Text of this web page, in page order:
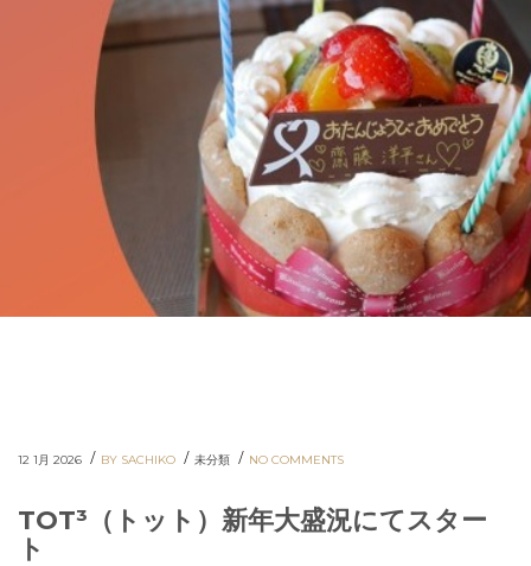
12 1月 2026 / BY SACHIKO / 未分類 / NO COMMENTS
TOT³（トット）新年大盛況にてスター
ト